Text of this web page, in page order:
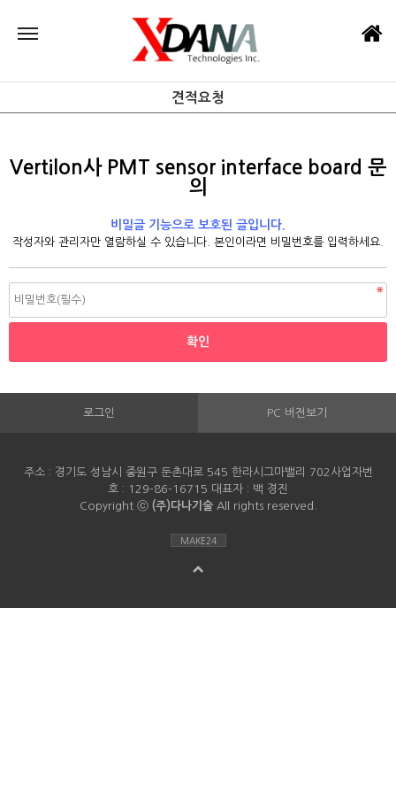
견적요청
Vertilon사 PMT sensor interface board 문
의
비밀글 기능으로 보호된 글입니다.
작성자와 관리자만 열람하실 수 있습니다. 본인이라면 비밀번호를 입력하세요.
로그인 PC 버전보기
주소 : 경기도 성남시 중원구 둔촌대로 545 한라시그마밸리 702사업자번
호 : 129-86-16715 대표자 : 백 경진
Copyright ⓒ (주)다나기술All rights reserved.
MAKE24